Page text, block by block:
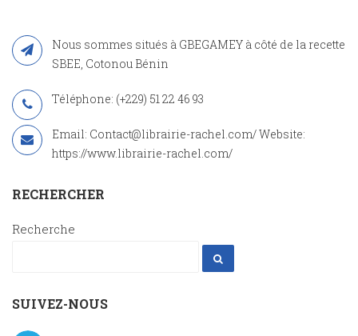
Nous sommes situés à GBEGAMEY à côté de la recette
SBEE, Cotonou Bénin
Téléphone: (+229) 51 22 46 93
Email: Contact@librairie-rachel.com/ Website:
https://www.librairie-rachel.com/
RECHERCHER
Recherche
SUIVEZ-NOUS